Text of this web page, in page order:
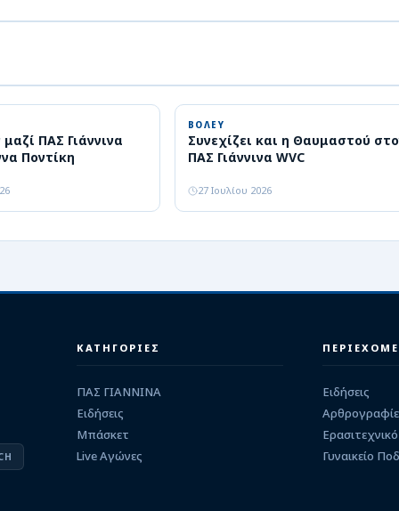
ΠΑΣ Γιάννινα
Ποντίκη
ΒΟΛΕΥ
Συνεχίζει και η Θαυμαστού
ΠΑΣ Γιάννινα WVC
27 Ιουλίου 2026
ΚΑΤΗΓΟΡΙΕΣ
ΠΑΣ ΓΙΑΝΝΙΝΑ
Ειδήσεις
Μπάσκετ
Live Αγώνες
Ειδήσεις
Ερασιτεχνικό
Γυναικείο